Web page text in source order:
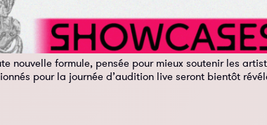
nouvelle formule, pensée pour mieux soutenir les
pour la journée d’audition live seront bientôt